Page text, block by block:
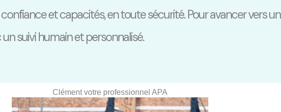
confiance et capacités, en toute sécurité. Pour avancer vers un
suivi humain et personnalisé.
Clément votre professionnel APA